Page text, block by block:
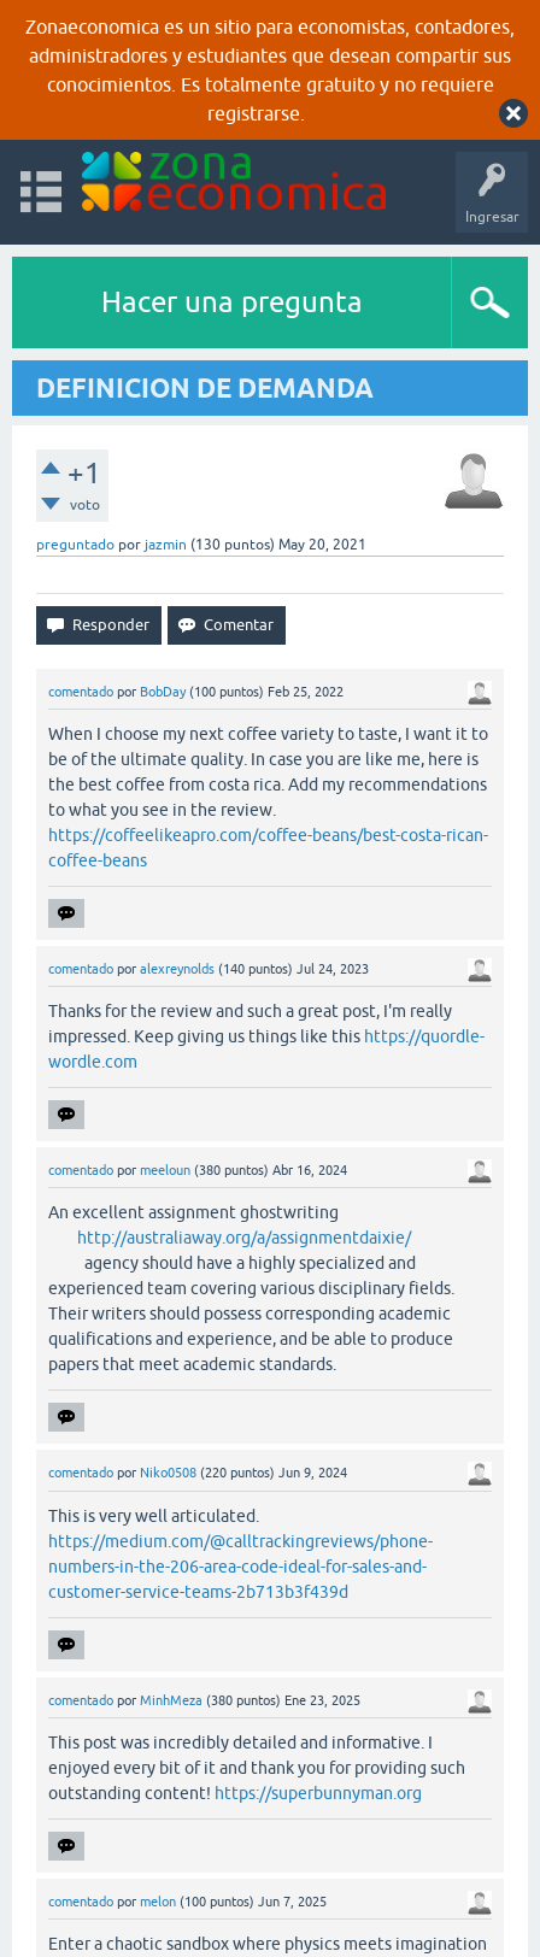
Zonaeconomica es un sitio para economistas, contadores,
administradores y estudiantes que desean compartir sus
conocimientos. Es totalmente gratuito y no requiere
registrarse.
Ingresar
Hacer una pregunta
DEFINICION DE DEMANDA
+1
voto
preguntado por jazmin (130 puntos) May 20, 2021
comentado por BobDay (100 puntos) Feb 25, 2022
When I choose my next coffee variety to taste, I want it to
be of the ultimate quality. In case you are like me, here is
the best coffee from costa rica. Add my recommendations
to what you see in the review.
https://coffeelikeapro.com/coffee-beans/best-costa-rican-
coffee-beans
comentado por alexreynolds (140 puntos) Jul 24, 2023
Thanks for the review and such a great post, I'm really
impressed. Keep giving us things like this https://quordle-
wordle.com
comentado por meeloun (380 puntos) Abr 16, 2024
An excellent assignment ghostwriting
http://australiaway.org/a/assignmentdaixie/
agency should have a highly specialized and
experienced team covering various disciplinary fields.
Their writers should possess corresponding academic
qualifications and experience, and be able to produce
papers that meet academic standards.
comentado por Niko0508 (220 puntos) Jun 9, 2024
This is very well articulated.
https://medium.com/@calltrackingreviews/phone-
numbers-in-the-206-area-code-ideal-for-sales-and-
customer-service-teams-2b713b3f439d
comentado por MinhMeza (380 puntos) Ene 23, 2025
This post was incredibly detailed and informative. I
enjoyed every bit of it and thank you for providing such
outstanding content! https://superbunnyman.org
comentado por melon (100 puntos) Jun 7, 2025
Enter a chaotic sandbox where physics meets imagination